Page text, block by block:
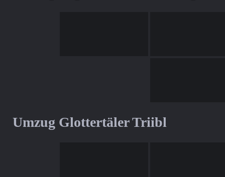
Umzug Glottertäler Triibl